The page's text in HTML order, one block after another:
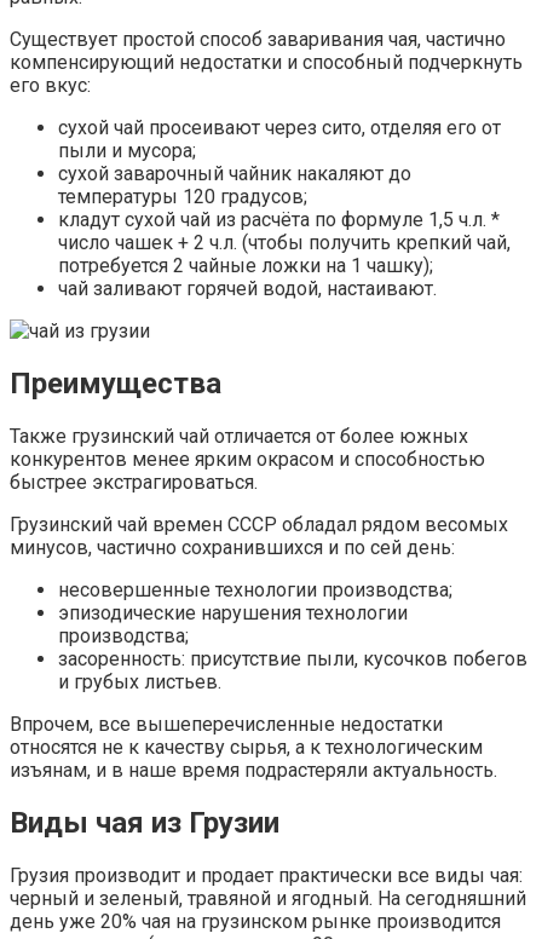
Существует простой способ заваривания чая, частично
компенсирующий недостатки и способный подчеркнуть
его вкус:
сухой чай просеивают через сито, отделяя его от
пыли и мусора;
сухой заварочный чайник накаляют до
температуры 120 градусов;
кладут сухой чай из расчёта по формуле 1,5 ч.л. *
число чашек + 2 ч.л. (чтобы получить крепкий чай,
потребуется 2 чайные ложки на 1 чашку);
чай заливают горячей водой, настаивают.
Преимущества
Также грузинский чай отличается от более южных
конкурентов менее ярким окрасом и способностью
быстрее экстрагироваться.
Грузинский чай времен СССР обладал рядом весомых
минусов, частично сохранившихся и по сей день:
несовершенные технологии производства;
эпизодические нарушения технологии
производства;
засоренность: присутствие пыли, кусочков побегов
и грубых листьев.
Впрочем, все вышеперечисленные недостатки
относятся не к качеству сырья, а к технологическим
изъянам, и в наше время подрастеряли актуальность.
Виды чая из Грузии
Грузия производит и продает практически все виды чая:
черный и зеленый, травяной и ягодный. На сегодняшний
день уже 20% чая на грузинском рынке производится